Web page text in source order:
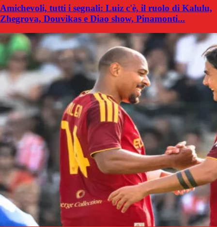
Amichevoli, tutti i segnali: Luiz c'è, il ruolo di Kalulu,
Zhegrova, Douvikas e Diao show, Pinamonti...